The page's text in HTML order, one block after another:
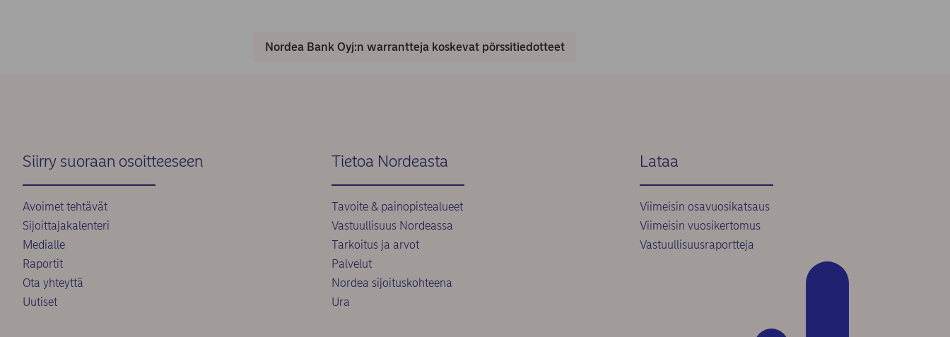
Nordea Bank Oyj:n warrantteja koskevat pörssitiedotteet
Siirry suoraan osoitteeseen
Avoimet tehtävät
Sijoittajakalenteri
Medialle
Raportit
Ota yhteyttä
Uutiset
Tietoa Nordeasta
Tavoite & painopistealueet
Vastuullisuus Nordeassa
Tarkoitus ja arvot
Palvelut
Nordea sijoituskohteena
Ura
Lataa
Viimeisin osavuosikatsaus
Viimeisin vuosikertomus
Vastuullisuusraportteja